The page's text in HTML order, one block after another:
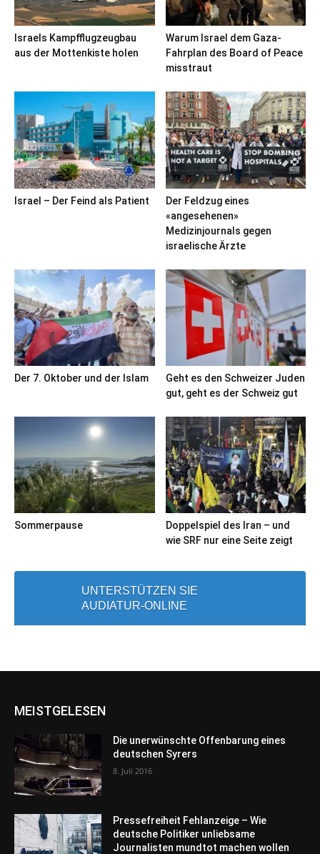
Israels Kampfflugzeugbau
aus der Mottenkiste holen
Warum Israel dem Gaza-
Fahrplan des Board of Peace
misstraut
Israel – Der Feind als Patient
Der Feldzug eines
«angesehenen»
Medizinjournals gegen
israelische Ärzte
Der 7. Oktober und der Islam
Geht es den Schweizer Juden
gut, geht es der Schweiz gut
Sommerpause
Doppelspiel des Iran – und
wie SRF nur eine Seite zeigt
UNTERSTÜTZEN SIE
AUDIATUR-ONLINE
MEISTGELESEN
Die unerwünschte Offenbarung eines
deutschen Syrers
8. Juli 2016
Pressefreiheit Fehlanzeige – Wie
deutsche Politiker unliebsame
Journalisten mundtot machen wollen